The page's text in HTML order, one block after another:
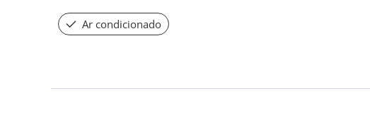
Ar condicionado